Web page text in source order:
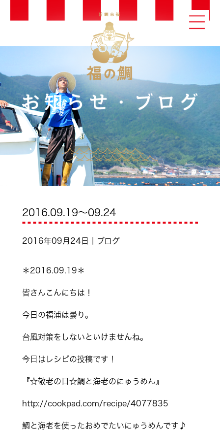
2016.09.19～09.24
2016年09月24日｜ブログ
＊2016.09.19＊
皆さんこんにちは！
今日の福浦は曇り。
台風対策をしないといけませんね。
今日はレシピの投稿です！
『☆敬老の日☆鯛と海老のにゅうめん』
http://cookpad.com/recipe/4077835
鯛と海老を使ったおめでたいにゅうめんです♪